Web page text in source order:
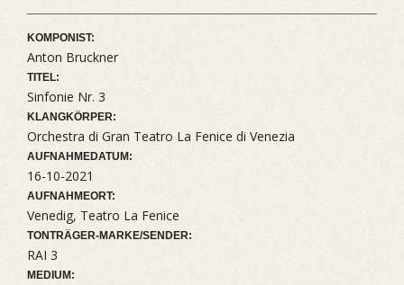
KOMPONIST:
Anton Bruckner
TITEL:
Sinfonie Nr. 3
KLANGKÖRPER:
Orchestra di Gran Teatro La Fenice di Venezia
AUFNAHMEDATUM:
16-10-2021
AUFNAHMEORT:
Venedig, Teatro La Fenice
TONTRÄGER-MARKE/SENDER:
RAI 3
MEDIUM: